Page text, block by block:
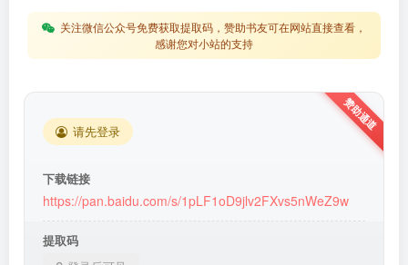
关注微信公众号免费获取提取码，赞助书友可在网站直接查看，
感谢您对小站的支持
请先登录
下载链接
https://pan.baidu.com/s/1pLF1oD9jlv2FXvs5nWeZ9w
提取码